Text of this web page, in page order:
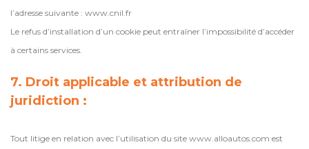
l’adresse suivante : www.cnil.fr
Le refus d’installation d’un cookie peut entraîner l’impossibilité d’accéder
à certains services.
7. Droit applicable et attribution de
juridiction :
Tout litige en relation avec l’utilisation du site www.alloautos.com est